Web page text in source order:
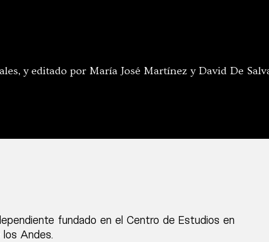
y editado por María José Martínez y David De
fundado en el Centro de Estudios en
los Andes.